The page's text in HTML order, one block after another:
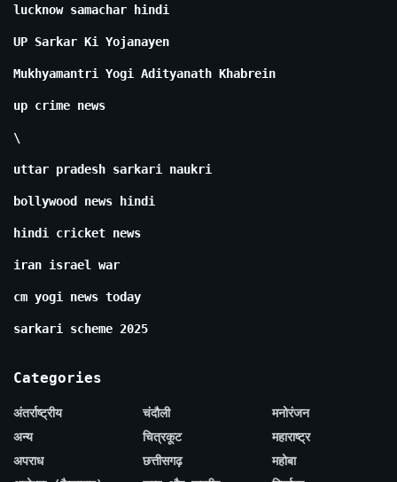
lucknow samachar hindi
UP Sarkar Ki Yojanayen
Mukhyamantri Yogi Adityanath Khabrein
up crime news
\
uttar pradesh sarkari naukri
bollywood news hindi
hindi cricket news
iran israel war
cm yogi news today
sarkari scheme 2025
Categories
अंतर्राष्ट्रीय
अन्य
अपराध
चंदौली
चित्रकूट
छत्तीसगढ़
मनोरंजन
महाराष्ट्र
महोबा